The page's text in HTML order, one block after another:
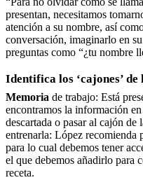
presentan, necesitamos
atención a su nombre, así
conversación, imaginarlo en
preguntas como “¿tu nombre
Identifica los ‘cajones’ de
Memoria de trabajo: Está
encontramos la información
descartada o pasar al cajón de
entrenarla: López recomienda
para lo cual debemos tener
el que debemos añadirlo para
receta.